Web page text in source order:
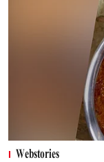
Webstories